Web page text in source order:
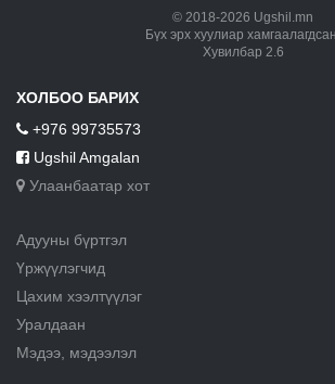
© 2018-2026 Ugshil.mn
Бүх эрх хуулиар
Хувилбар 2.6
ХОЛБОО БАРИХ
+976 99735573
Ugshil Amgalan
Улаанбаатар хот
Адууны бүртгэл
Үржүүлэгчид
Цахим хээлтүүлэг
Уралдаан
Мэдээ, мэдээлэл